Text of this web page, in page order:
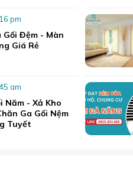
đây có đầy đủ các mẫu
vải đa dạng màu sắc,
pm
Gối Đệm - Màn
Giá Rẻ
am
Năm - Xả Kho
Ga Gối Nệm
Tuyết